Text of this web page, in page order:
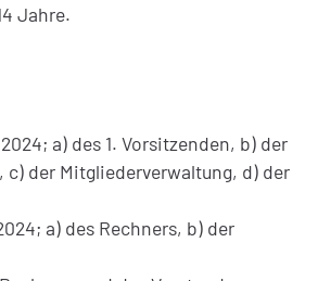
Jahre.
a) des 1. Vorsitzenden, b) der
c) der Mitgliederverwaltung, d) der
a) des Rechners, b) der